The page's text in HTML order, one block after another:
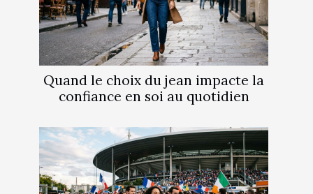
Quand le choix du jean impacte la
confiance en soi au quotidien